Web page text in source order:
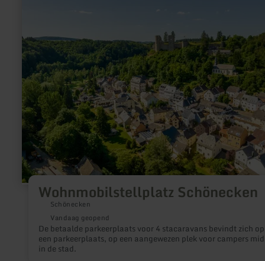
Wohnmobilstellplatz Schönecken
Schönecken
Vandaag geopend
De betaalde parkeerplaats voor 4 stacaravans bevindt zich op
een parkeerplaats, op een aangewezen plek voor campers
in de stad.